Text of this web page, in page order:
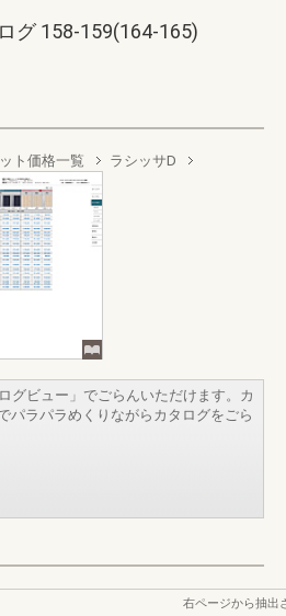
グ 158-159(164-165)
ト価格一覧 ラシッサD
グビュー」でごらんいただけます。カ
パラパラめくりながらカタログをごら
右ページから抽出